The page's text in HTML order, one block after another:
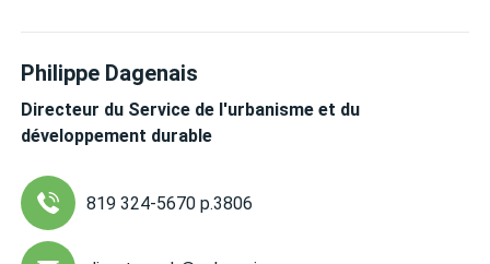
Philippe Dagenais
Directeur du Service de l'urbanisme et du
développement durable
819 324-5670 p.3806